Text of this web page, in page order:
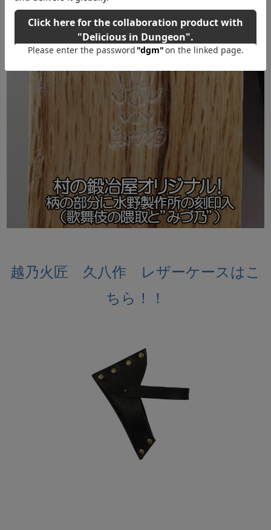
越乃火匠 久八作 レザーケースはこ
ちら！！